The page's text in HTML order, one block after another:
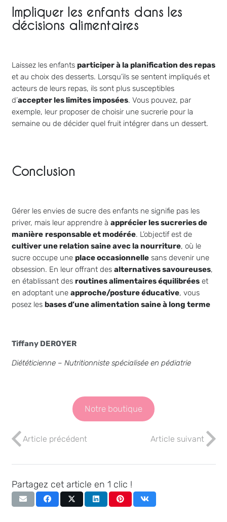
Impliquer les enfants dans les
décisions alimentaires
Laissez les enfants participer à la planification des repas
et au choix des desserts. Lorsqu’ils se sentent impliqués et
acteurs de leurs repas, ils sont plus susceptibles
d’accepter les limites imposées. Vous pouvez, par
exemple, leur proposer de choisir une sucrerie pour la
semaine ou de décider quel fruit intégrer dans un dessert.
Conclusion
Gérer les envies de sucre des enfants ne signifie pas les
priver, mais leur apprendre à apprécier les sucreries de
manière responsable et modérée. L’objectif est de
cultiver une relation saine avec la nourriture, où le
sucre occupe une place occasionnellesans devenir une
obsession. En leur offrant des alternatives savoureuses,
en établissant des routines alimentaires équilibréeset
en adoptant une approche/posture éducative, vous
posez les bases d’une alimentation saine à long terme
Tiffany DEROYER
Diététicienne – Nutritionniste spécialisée en pédiatrie
Notre boutique
Article précédent Article suivant
Partagez cet article en 1 clic !